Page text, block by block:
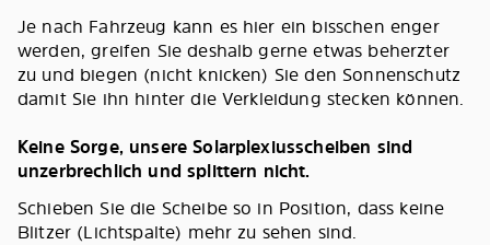
Je nach Fahrzeug kann es hier ein bisschen enger
werden, greifen Sie deshalb gerne etwas beherzter
zu und biegen (nicht knicken) Sie den Sonnenschutz
damit Sie ihn hinter die Verkleidung stecken können.
Keine Sorge, unsere Solarplexiusscheiben sind
unzerbrechlich und splittern nicht.
Schieben Sie die Scheibe so in Position, dass keine
Blitzer (Lichtspalte) mehr zu sehen sind.